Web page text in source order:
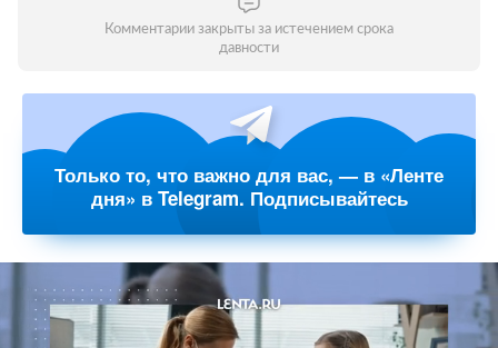
Комментарии закрыты за истечением срока
давности
Только то, что важно для вас, — в «Ленте
дня» в Telegram. Подписывайтесь